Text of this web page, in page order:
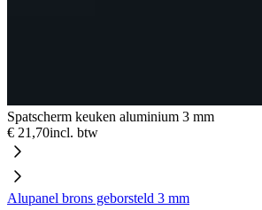
Spatscherm keuken aluminium 3 mm
€ 21,70incl. btw
Alupanel brons geborsteld 3 mm